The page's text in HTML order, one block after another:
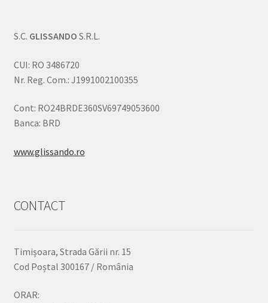
S.C. GLISSANDO S.R.L.
CUI: RO 3486720
Nr. Reg. Com.: J1991002100355
Cont: RO24BRDE360SV69749053600
Banca: BRD
www.glissando.ro
CONTACT
Timișoara, Strada Gării nr. 15
Cod Poștal 300167 / România
ORAR: